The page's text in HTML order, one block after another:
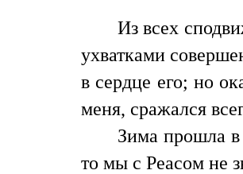
Из всех
ухватками
в сердце его; но
меня, сражался
Зима прошла в
то мы с Реасом не